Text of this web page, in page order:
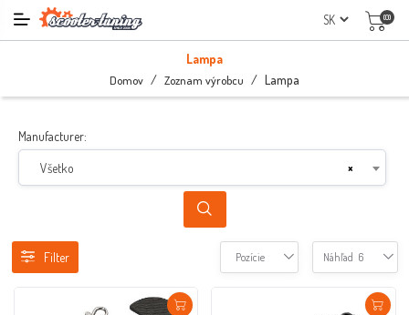
(0)
Lampa
Domov / Zoznam výrobcu / Lampa
Manufacturer:
×
Všetko
Filter Pozície Náhľad 6